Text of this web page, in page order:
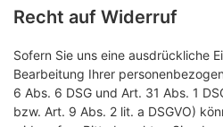
Recht auf Widerruf
Sofern Sie uns eine ausdrückliche
Bearbeitung Ihrer
6 Abs. 6 DSG und Art. 31 Abs. 1
bzw. Art. 9 Abs. 2 lit. a DSGVO)